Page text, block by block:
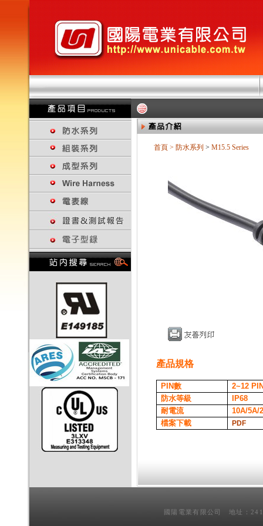
首頁 > 防水系列 > M15.5 Series
產品規格
PIN數 2~12
防水等級
IP68
耐電流
10A/5A/
檔案下載
PDF
國陽電業有限公司 地址：